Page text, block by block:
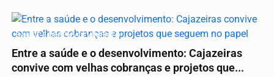
Vídeo
SAÚDE E DESENVOLVIMENTO
Entre a saúde e o desenvolvimento: Cajazeiras
convive com velhas cobranças e projetos que...